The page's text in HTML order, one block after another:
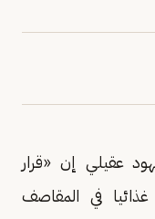
عقيلي إن «قرار
30 صنفا غذائيا في المقاصف